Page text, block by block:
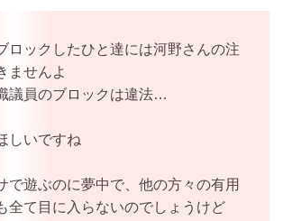
ロックしたひと達には河野さんの注
ませんよ
議員のブロックは違法…
しいですね
で遊ぶのに夢中で、他の方々の有用
全て目に入らないのでしょうけど